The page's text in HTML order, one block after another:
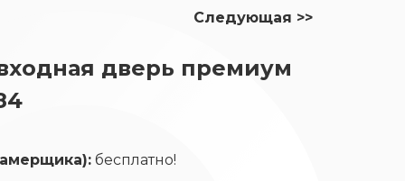
Следующая >>
дверь премиум
бесплатно!